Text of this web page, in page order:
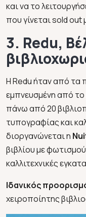
και να το
που γίνεται sold out
3. Redu,
Η Redu ήταν από
εμπνευσμένη από το
πάνω από 20
τυπογραφίας και
διοργανώνεται η
βιβλίου με
καλλιτεχνικές
Ιδανικός
χειροποίητης